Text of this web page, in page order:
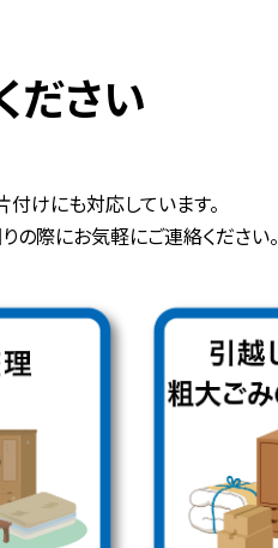
ださい
けにも対応しています。
の際にお気軽にご連絡ください。